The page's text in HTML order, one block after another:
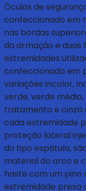
Óculos de
confeccionado em
nas bordas
da armação e duas
extremidades
confeccionado em
variações incolor,
verde, verde
tratamento e cinza
cada extremidade
proteção lateral
do tipo espátula,
material do arco e
haste com um
extremidade presa